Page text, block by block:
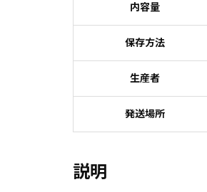
内容量
保存方法
生産者
発送場所
説明